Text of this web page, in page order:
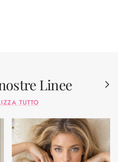
Linee
TUTTO